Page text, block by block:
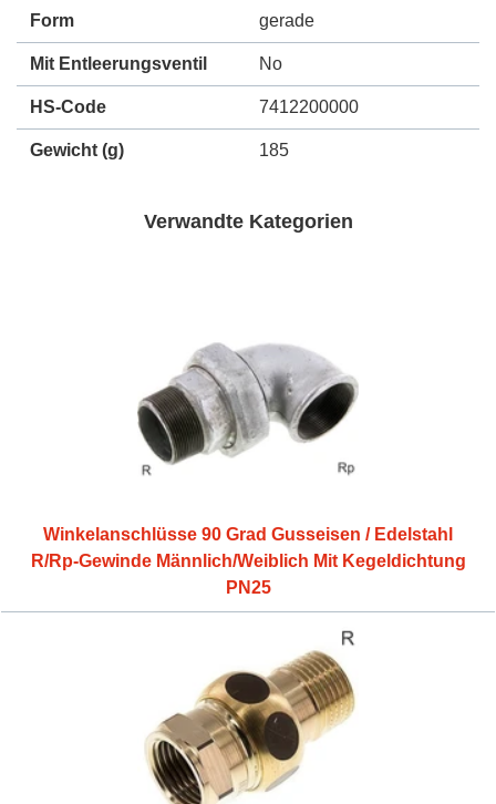
Form gerade
Mit Entleerungsventil No
HS-Code 7412200000
Gewicht (g) 185
Verwandte Kategorien
Winkelanschlüsse 90 Grad Gusseisen / Edelstahl
R/Rp-Gewinde Männlich/Weiblich Mit Kegeldichtung
PN25